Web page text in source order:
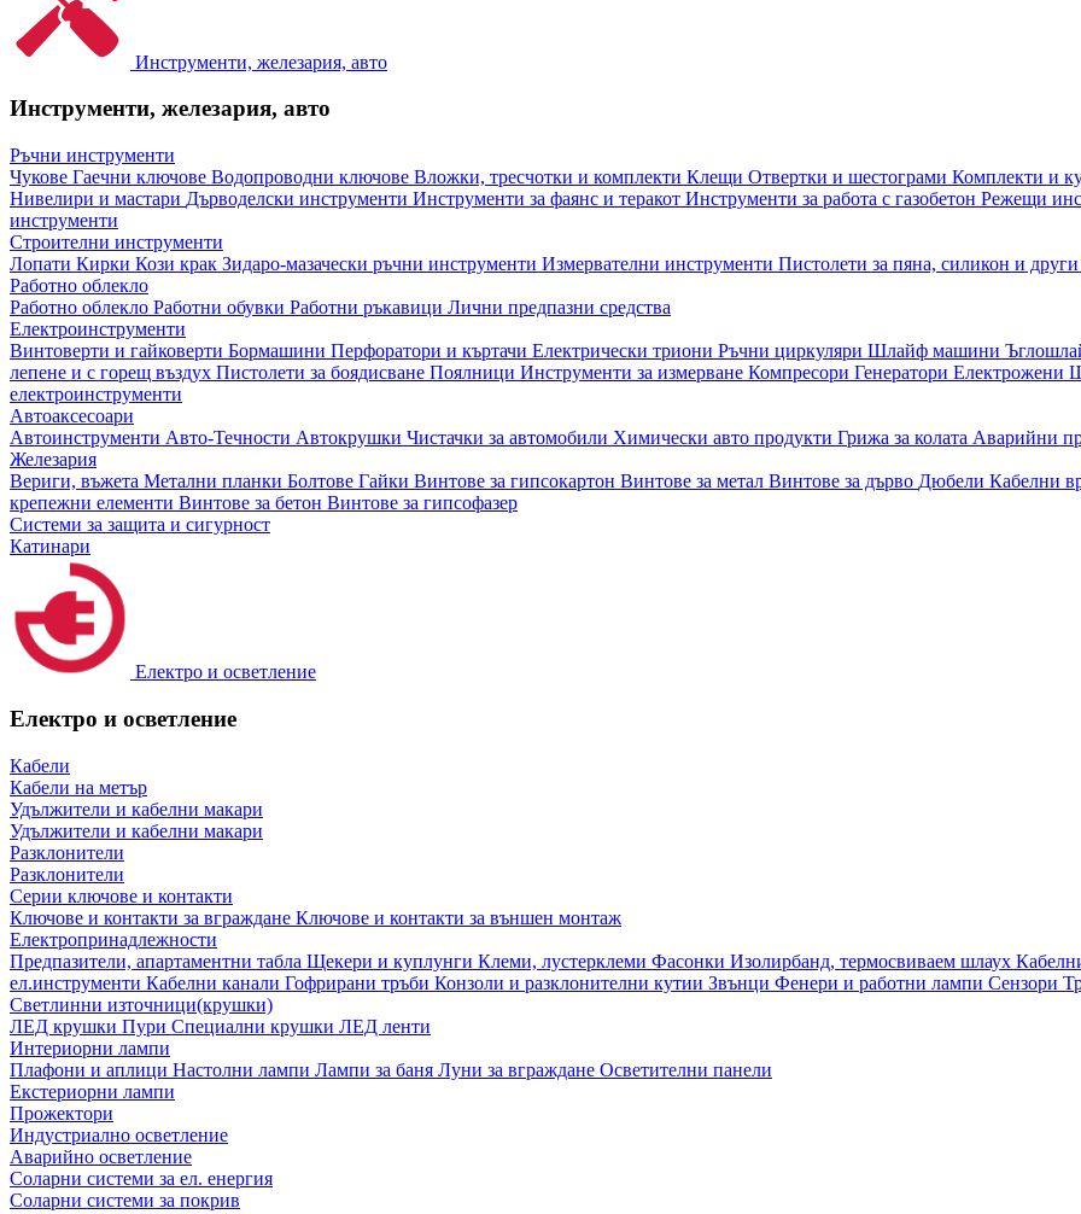
Инструменти, железария, авто
Инструменти, железария, авто
Ръчни инструменти
Чукове Гаечни ключове Водопроводни ключове Вложки, тресчотки и комплекти Клещи Отвертки и шестограми Комплекти и
Нивелири и мастари Дърводелски инструменти Инструменти за фаянс и теракот Инструменти за работа с газобетон Режещи
инструменти
Строителни инструменти
Лопати Кирки Кози крак Зидаро-мазачески ръчни инструменти Измервателни инструменти Пистолети за пяна, силикон и
Работно облекло
Работно облекло Работни обувки Работни ръкавици Лични предпазни средства
Електроинструменти
Винтоверти и гайковерти Бормашини Перфоратори и къртачи Електрически триони Ръчни циркуляри Шлайф машини
лепене и с горещ въздух Пистолети за боядисване Поялници Инструменти за измерване Компресори Генератори Електрожени
електроинструменти
Автоаксесоари
Автоинструменти Авто-Течности Автокрушки Чистачки за автомобили Химически авто продукти Грижа за колата Аварийни
Железария
Вериги, въжета Метални планки Болтове Гайки Винтове за гипсокартон Винтове за метал Винтове за дърво Дюбели Кабелни
крепежни елементи Винтове за бетон Винтове за гипсофазер
Системи за защита и сигурност
Катинари
Електро и осветление
Електро и осветление
Кабели
Кабели на метър
Удължители и кабелни макари
Удължители и кабелни макари
Разклонители
Разклонители
Серии ключове и контакти
Ключове и контакти за вграждане Ключове и контакти за външен монтаж
Електропринадлежности
Предпазители, апартаментни табла Щекери и куплунги Клеми, лустерклеми Фасонки Изолирбанд, термосвиваем шлаух
ел.инструменти Кабелни канали Гофрирани тръби Конзоли и разклонителни кутии Звънци Фенери и работни лампи Сензори
Светлинни източници(крушки)
ЛЕД крушки Пури Специални крушки ЛЕД ленти
Интериорни лампи
Плафони и аплици Настолни лампи Лампи за баня Луни за вграждане Осветителни панели
Екстериорни лампи
Прожектори
Индустриално осветление
Аварийно осветление
Соларни системи за ел. енергия
Соларни системи за покрив